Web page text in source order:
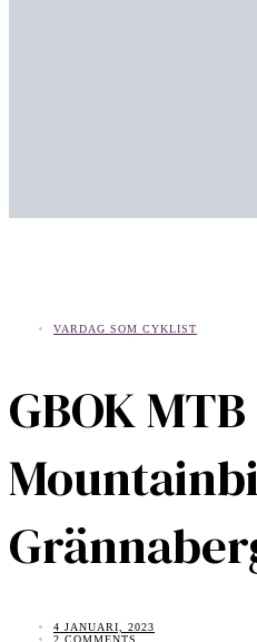
VARDAG SOM CYKLIST
GBOK
4 JANUARI, 2023